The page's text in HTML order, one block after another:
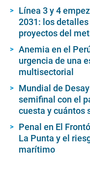
Línea 3 y 4
2031: los
proyectos del
Anemia en el
urgencia de una
multisectorial
Mundial de
semifinal con el
cuesta y cuántos
Penal en El
La Punta y el
marítimo